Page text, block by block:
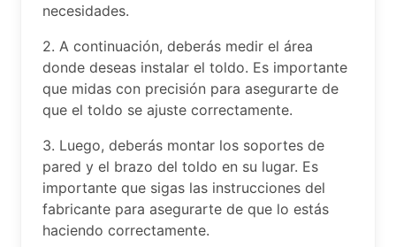
necesidades.
2. A continuación, deberás medir el área
donde deseas instalar el toldo. Es importante
que midas con precisión para asegurarte de
que el toldo se ajuste correctamente.
3. Luego, deberás montar los soportes de
pared y el brazo del toldo en su lugar. Es
importante que sigas las instrucciones del
fabricante para asegurarte de que lo estás
haciendo correctamente.